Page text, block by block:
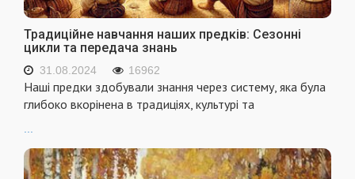
Традиційне навчання наших предків: Сезонні
цикли та передача знань
31.08.2024 16962
Наші предки здобували знання через систему, яка була
глибоко вкорінена в традиціях, культурі та
...